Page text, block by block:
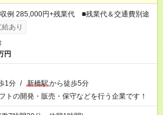
例 285,000円+残業代 ■残業代＆交通費別途
あり
円
1分 / 新橋駅から徒歩5分
トの開発・販売・保守などを行う企業です！